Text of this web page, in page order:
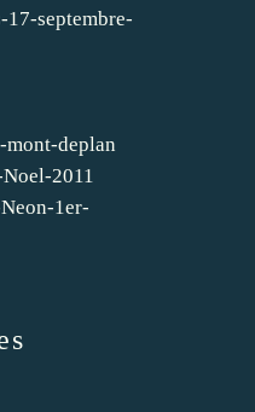
septembre-
deplan
2011
1er-